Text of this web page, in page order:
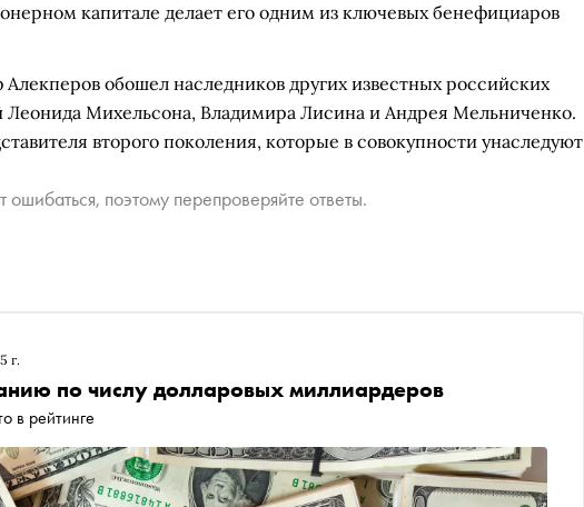
капитале делает его одним из ключевых бенефициаров
обошел наследников других известных российских
Леонида Михельсона, Владимира Лисина и Андрея Мельниченко.
второго поколения, которые в совокупности унаследуют
поэтому перепроверяйте ответы.
г.
по числу долларовых миллиардеров
в рейтинге